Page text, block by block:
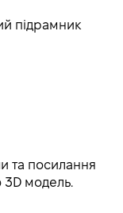
підрамник
та посилання
3D модель.